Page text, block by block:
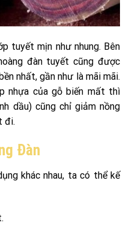
tuyết mịn như nhung. Bên
đàn tuyết cũng được
nhất, gần như là mãi mãi.
nhựa của gỗ biến mất thì
dầu) cũng chỉ giảm nồng
đi.
Đàn
khác nhau, ta có thể kế